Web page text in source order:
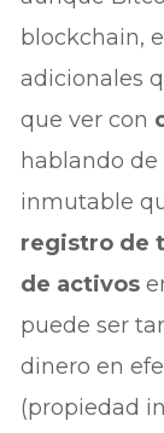
blockchain,
adicionales
que ver con
hablando
inmutable
registro de
de activos
puede ser
dinero en
(propiedad